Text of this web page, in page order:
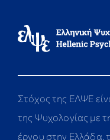
Στόχος της ΕΛΨΕ
της Ψυχολογίας με
έργου στην Ελλάδα,